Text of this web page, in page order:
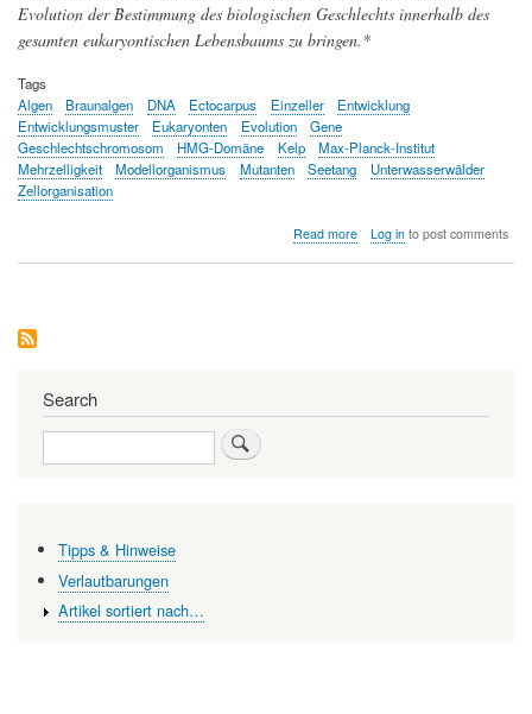
Evolution der Bestimmung des biologischen Geschlechts innerhalb des
gesamten eukaryontischen Lebensbaums zu bringen.*
Tags
Algen
Braunalgen DNA Ectocarpus Einzeller
Entwicklung
Entwicklungsmuster
Eukaryonten Evolution
Gene
Geschlechtschromosom
HMG-Domäne Kelp
Max-Planck-Institut
Mehrzelligkeit
Modellorganismus Mutanten Seetang
Unterwasserwälder
Zellorganisation
Read moreabout
vielzelligen,
Log into post comments
Search
Search
Tipps & Hinweise
Verlautbarungen
Artikel sortiert nach…